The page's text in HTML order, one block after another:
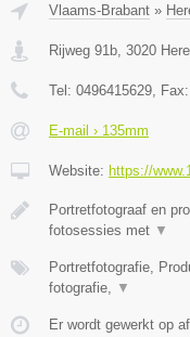
Vlaams-Brabant »
Rijweg 91b 3020
Tel: 0496415629 , Fax:
E-mail › 135mm
Website: https://
Portretfotograaf en
fotosessies met ▼
Portretfotografie,
fotografie,
▼
Er wordt gewerkt op